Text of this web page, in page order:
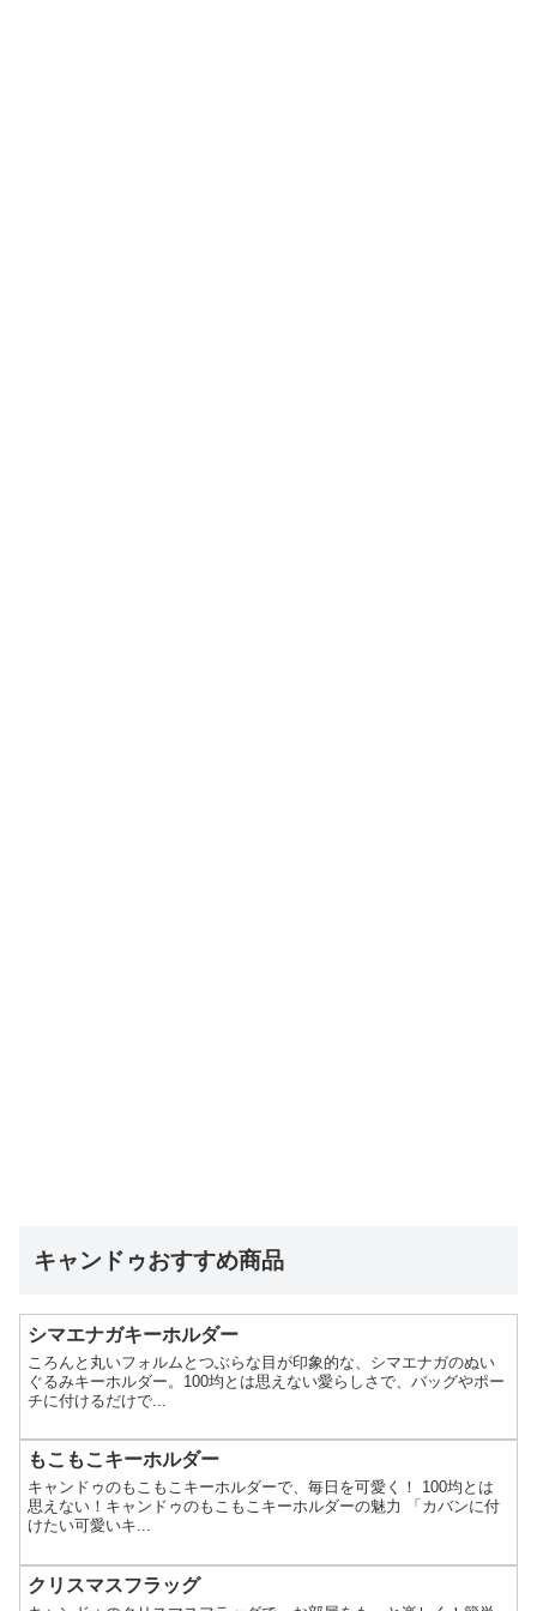
キャンドゥおすすめ商品
シマエナガキーホルダー
ころんと丸いフォルムとつぶらな目が印象的な、シマエナガのぬい
ぐるみキーホルダー。100均とは思えない愛らしさで、バッグやポー
チに付けるだけで...
もこもこキーホルダー
キャンドゥのもこもこキーホルダーで、毎日を可愛く！ 100均とは
思えない！キャンドゥのもこもこキーホルダーの魅力 「カバンに付
けたい可愛いキ...
クリスマスフラッグ